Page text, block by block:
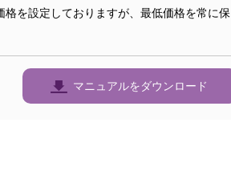
を設定しておりますが、最低価格を常に保
マニュアルをダウンロード